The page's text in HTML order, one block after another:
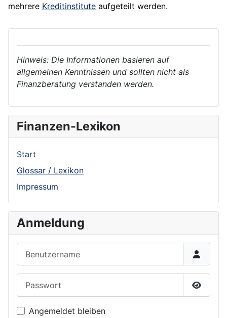
mehrere Kreditinstitute aufgeteilt werden.
Hinweis: Die Informationen basieren auf
allgemeinen Kenntnissen und sollten nicht als
Finanzberatung verstanden werden.
Finanzen-Lexikon
Start
Glossar / Lexikon
Impressum
Anmeldung
Show
Angemeldet bleiben